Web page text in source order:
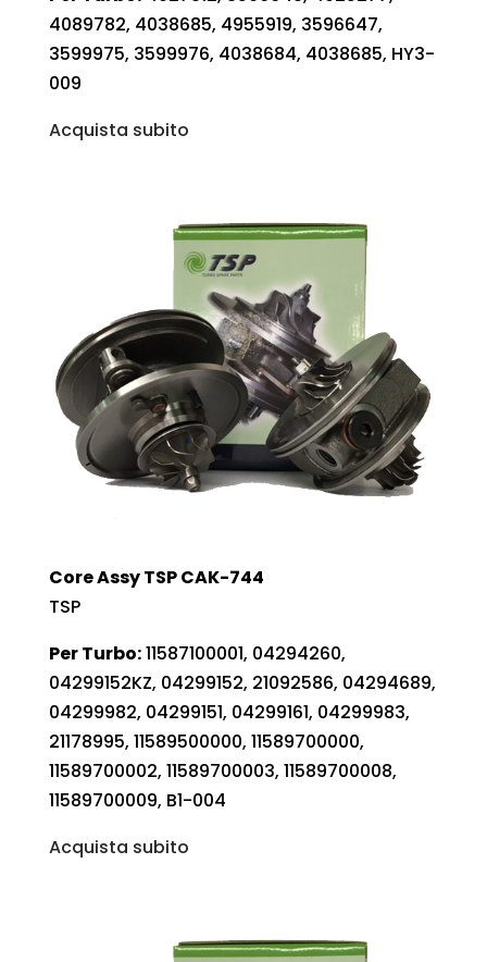
4089782, 4038685, 4955919, 3596647,
3599975, 3599976, 4038684, 4038685, HY3-
009
Acquista subito
Core Assy TSP CAK-744
TSP
Per Turbo:11587100001, 04294260,
04299152KZ, 04299152, 21092586, 04294689,
04299982, 04299151, 04299161, 04299983,
21178995, 11589500000, 11589700000,
11589700002, 11589700003, 11589700008,
11589700009, B1-004
Acquista subito